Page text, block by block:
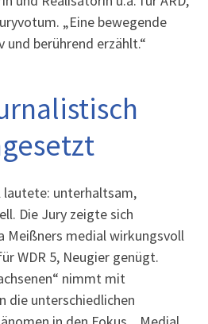
„Eine bewegende
berührend erzählt.“
unterhaltsam,
Die Jury zeigte sich
Meißners medial wirkungsvoll
WDR 5, Neugier genügt.
nimmt mit
die unterschiedlichen